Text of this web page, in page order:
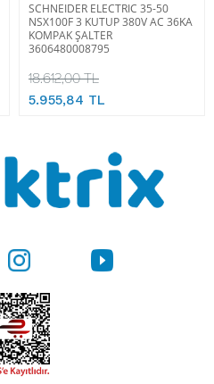
SCHNEIDER ELECTRIC 35-50
NSX100F 3 KUTUP 380V AC 36KA
KOMPAK ŞALTER
3606480008795
18.612,00 TL
5.955,84 TL